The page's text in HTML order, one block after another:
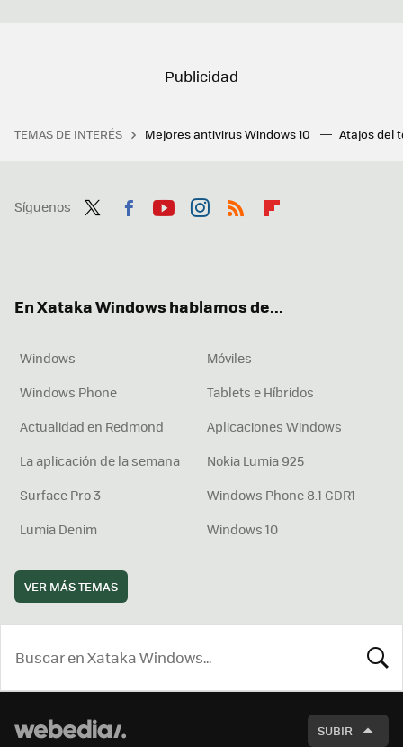
TEMAS DE INTERÉS Mejores antivirus Windows 10 Atajos del
Síguenos
En Xataka Windows hablamos de...
Windows
Móviles
Windows Phone
Tablets e Híbridos
Actualidad en Redmond
Aplicaciones Windows
La aplicación de la semana
Nokia Lumia 925
Surface Pro 3
Windows Phone 8.1 GDR1
Lumia Denim
Windows 10
VER MÁS TEMAS
SUBIR